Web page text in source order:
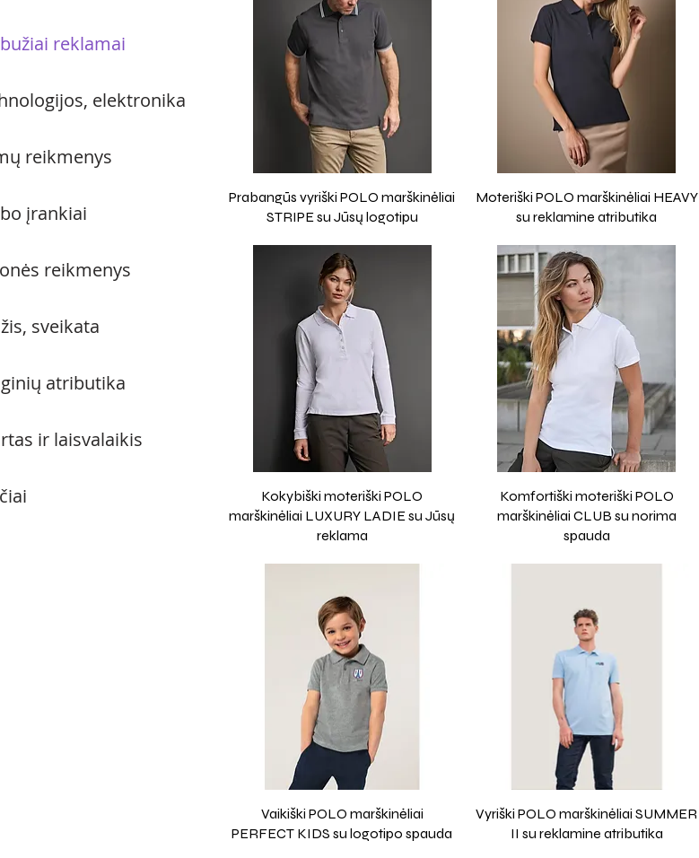
reklamai
elektronika
reikmenys
įrankiai
reikmenys
sveikata
atributika
ir laisvalaikis
Prabangūs vyriški POLO marškinėliai
STRIPE su Jūsų logotipu
Moteriški POLO marškinėliai HEAVY
su reklamine atributika
Kokybiški moteriški POLO
marškinėliai LUXURY LADIE su Jūsų
reklama
Komfortiški moteriški POLO
marškinėliai CLUB su norima
spauda
Vaikiški POLO marškinėliai
PERFECT KIDS su logotipo spauda
Vyriški POLO marškinėliai SUMMER
II su reklamine atributika